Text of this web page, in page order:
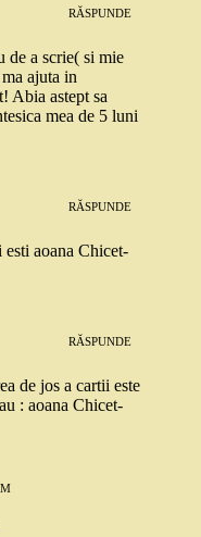
RĂSPUNDE
de a scrie( si mie
ajuta in
Abia astept sa
mea de 5 luni
RĂSPUNDE
aoana Chicet-
RĂSPUNDE
de jos a cartii este
: aoana Chicet-